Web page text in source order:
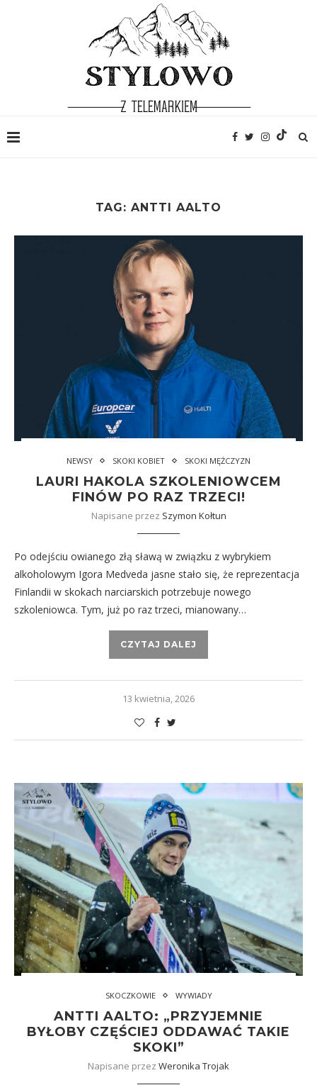
TAG: ANTTI AALTO
NEWSY SKOKI KOBIET SKOKI MĘŻCZYZN
LAURI HAKOLA SZKOLENIOWCEM
FINÓW PO RAZ TRZECI!
Napisane przez Szymon Kołtun
Po odejściu owianego złą sławą w związku z wybrykiem
alkoholowym Igora Medveda jasne stało się, że reprezentacja
Finlandii w skokach narciarskich potrzebuje nowego
szkoleniowca. Tym, już po raz trzeci, mianowany…
CZYTAJ DALEJ
13 kwietnia, 2026
SKOCZKOWIE WYWIADY
ANTTI AALTO: „PRZYJEMNIE
BYŁOBY CZĘŚCIEJ ODDAWAĆ TAKIE
SKOKI”
Napisane przez Weronika Trojak